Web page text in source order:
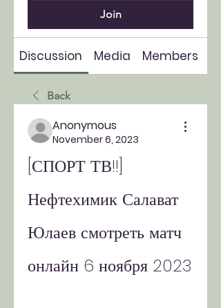
Join
Discussion Media Members
Back
Anonymous
November 6, 2023
[СПОРТ ТВ!!]
Нефтехимик Салават
Юлаев смотреть матч
онлайн 6 ноября 2023